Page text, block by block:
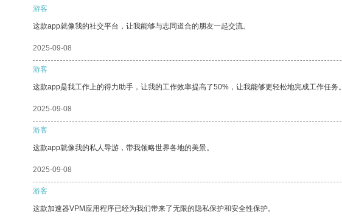
游客
这款app就像我的社交平台，让我能够与志同道合的朋友一起交流。
2025-09-08
游客
这款app是我工作上的得力助手，让我的工作效率提高了50%，让我能够更轻松地完成工作任务。
2025-09-08
游客
这款app就像我的私人导游，带我领略世界各地的美景。
2025-09-08
游客
这款加速器VPM应用程序已经为我们带来了无限的隐私保护和安全性保护。